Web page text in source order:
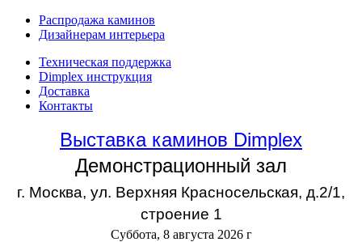
Распродажа каминов
Дизайнерам интерьера
Техническая поддержка
Dimplex инструкция
Доставка
Контакты
Выставка каминов Dimplex
Демонстрационный зал
г. Москва, ул. Верхняя Красносельская, д.2/1,
строение 1
Суббота, 8 августа 2026 г